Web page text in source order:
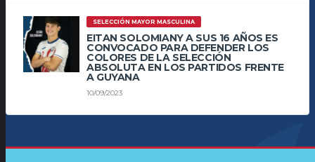
SELECCIÓN MAYOR MASCULINA
EITAN SOLOMIANY A SUS 16 AÑOS ES
CONVOCADO PARA DEFENDER LOS
COLORES DE LA SELECCIÓN
ABSOLUTA EN LOS PARTIDOS FRENTE
A GUYANA
10/09/2023